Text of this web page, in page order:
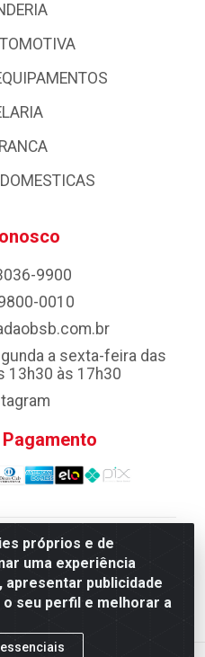
próprios e de
uma experiência
apresentar publicidade
seu perfil e melhorar a
9900
0010
a sexta-feira das
13h30 às 17h30
Queiroz Comercio e
10 Lotes 39 e, 41 - Setor
DF - CEP 72.135-100 -
0001-80